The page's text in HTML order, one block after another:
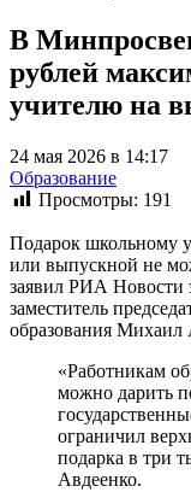
В
рублей
учителю на
24 мая 2026 в 14:17
Образование
Просмотры: 191
Подарок школьному
или выпускной не
заявил РИА Новости
заместитель
образования Михаил
«Работникам
можно дарить
ограничил
подарка в три
Авдеенко.